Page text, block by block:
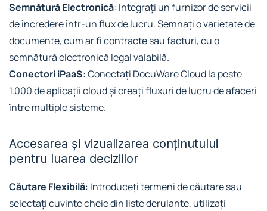
Semnătură Electronică: Integrați un furnizor de servicii
de încredere într-un flux de lucru. Semnați o varietate de
documente, cum ar fi contracte sau facturi, cu o
semnătură electronică legal valabilă.
Conectori iPaaS: Conectați DocuWare Cloud la peste
1.000 de aplicații cloud și creați fluxuri de lucru de afaceri
între multiple sisteme.
Accesarea și vizualizarea conținutului
pentru luarea deciziilor
Căutare Flexibilă: Introduceți termeni de căutare sau
selectați cuvinte cheie din liste derulante, utilizați